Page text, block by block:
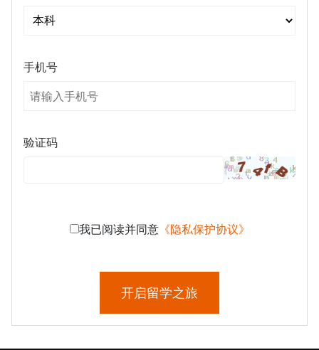
手机号
验证码
我已阅读并同意《隐私保护协议》
开启留学之旅